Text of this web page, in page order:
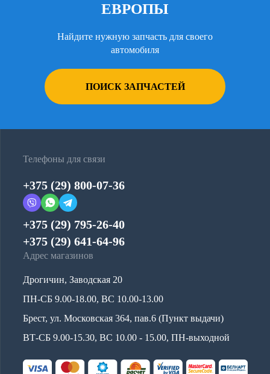
ЕВРОПЫ
Найдите нужную запчасть для своего
автомобиля
ПОИСК ЗАПЧАСТЕЙ
Телефоны для связи
+375 (29) 800-07-36
+375 (29) 795-26-40
+375 (29) 641-64-96
Адрес магазинов
Дрогичин, Заводская 20
ПН-СБ 9.00-18.00, ВС 10.00-13.00
Брест, ул. Московская 364, пав.6 (Пункт выдачи)
ВТ-СБ 9.00-15.30, ВС 10.00 - 15.00, ПН-выходной